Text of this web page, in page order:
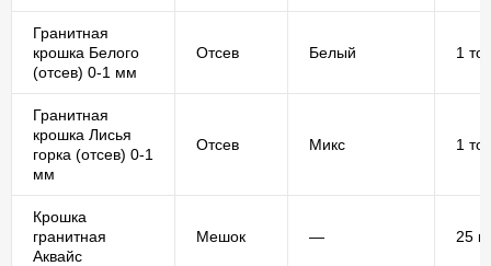
Гранитная
крошка Белого
(отсев) 0-1 мм
Отсев Белый 1
Гранитная
крошка Лисья
горка (отсев) 0-1
мм
Отсев Микс 1
Крошка
гранитная
Аквайс
Мешок — 25 кг